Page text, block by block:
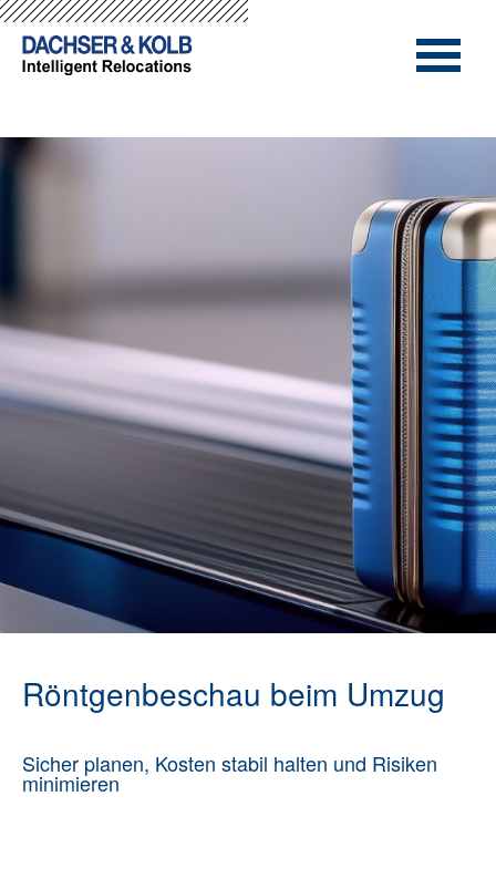
-->-->
Röntgenbeschau beim Umzug
Sicher planen, Kosten stabil halten und Risiken
minimieren